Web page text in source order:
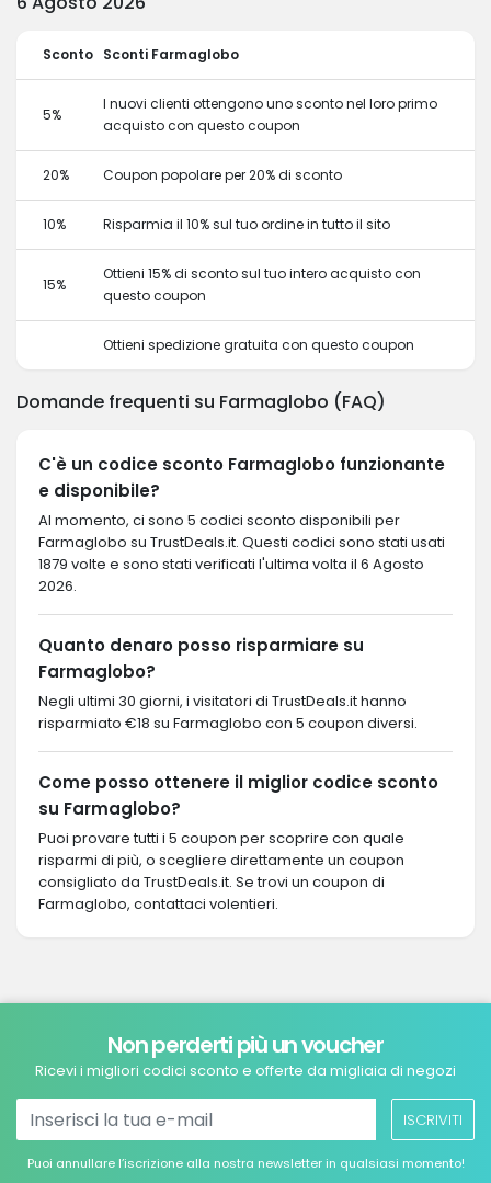
Sconto Sconti Farmaglobo
5%
I nuovi clienti ottengono uno sconto nel loro primo
acquisto con questo coupon
20% Coupon popolare per 20% di sconto
10% Risparmia il 10% sul tuo ordine in tutto il sito
15%
Ottieni 15% di sconto sul tuo intero acquisto con
questo coupon
Ottieni spedizione gratuita con questo coupon
Domande frequenti su Farmaglobo (FAQ)
C'è un codice sconto Farmaglobo funzionante
e disponibile?
Al momento, ci sono 5 codici sconto disponibili per
Farmaglobo su TrustDeals.it. Questi codici sono stati usati
1879 volte e sono stati verificati l'ultima volta il 6 Agosto
2026.
Quanto denaro posso risparmiare su
Farmaglobo?
Negli ultimi 30 giorni, i visitatori di TrustDeals.it hanno
risparmiato €18 su Farmaglobo con 5 coupon diversi.
Come posso ottenere il miglior codice sconto
su Farmaglobo?
Puoi provare tutti i 5 coupon per scoprire con quale
risparmi di più, o scegliere direttamente un coupon
consigliato da TrustDeals.it. Se trovi un coupon di
Farmaglobo, contattaci volentieri.
Non perderti più un voucher
Ricevi i migliori codici sconto e offerte da migliaia di negozi
ISCRIVITI
Puoi annullare l’iscrizione alla nostra newsletter in qualsiasi momento!